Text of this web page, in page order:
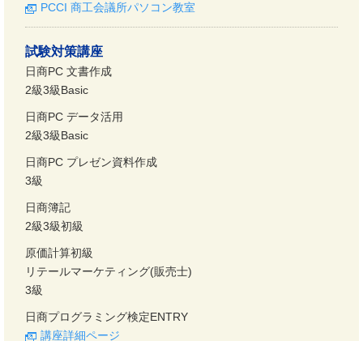
PCCI 商工会議所パソコン教室
試験対策講座
日商PC 文書作成
2級3級Basic
日商PC データ活用
2級3級Basic
日商PC プレゼン資料作成
3級
日商簿記
2級3級初級
原価計算初級
リテールマーケティング(販売士)
3級
日商プログラミング検定ENTRY
講座詳細ページ